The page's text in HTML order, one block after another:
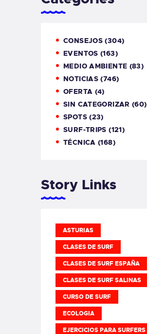
CONSEJOS (304)
EVENTOS (163)
MEDIO AMBIENTE (83)
NOTICIAS (746)
OFERTA (4)
SIN CATEGORIZAR (60)
SPOTS(23)
SURF-TRIPS (121)
TÉCNICA (168)
Story Links
ASTURIAS
CLASES DE SURF
CLASES DE SURF ESPAÑA
CLASES DE SURF SALINAS
CURSO DE SURF
ECOLOGIA
EJERCICIOS PARA SURFERS